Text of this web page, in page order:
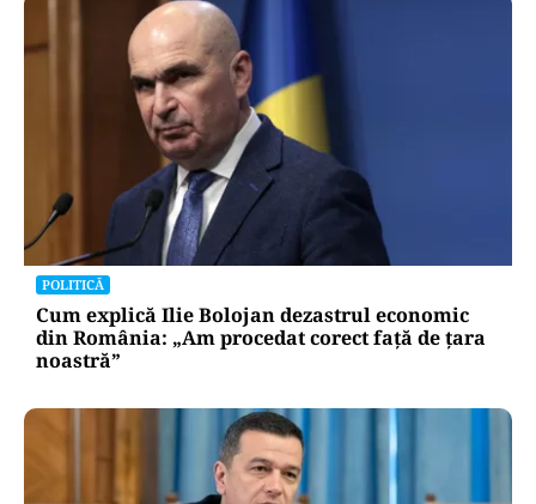
POLITICĂ
Cum explică Ilie Bolojan dezastrul economic
din România: „Am procedat corect față de țara
noastră”